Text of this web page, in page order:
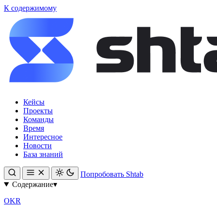
К содержимому
Кейсы
Проекты
Команды
Время
Интересное
Новости
База знаний
Попробовать Shtab
Содержание▾
OKR